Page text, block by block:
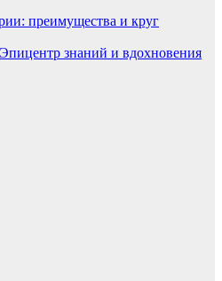
преимущества и круг
знаний и вдохновения